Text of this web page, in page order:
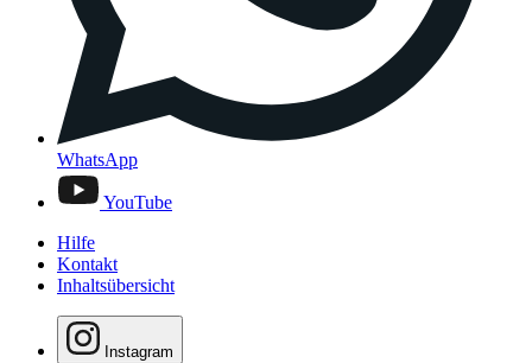
WhatsApp
YouTube
Hilfe
Kontakt
Inhaltsübersicht
Instagram